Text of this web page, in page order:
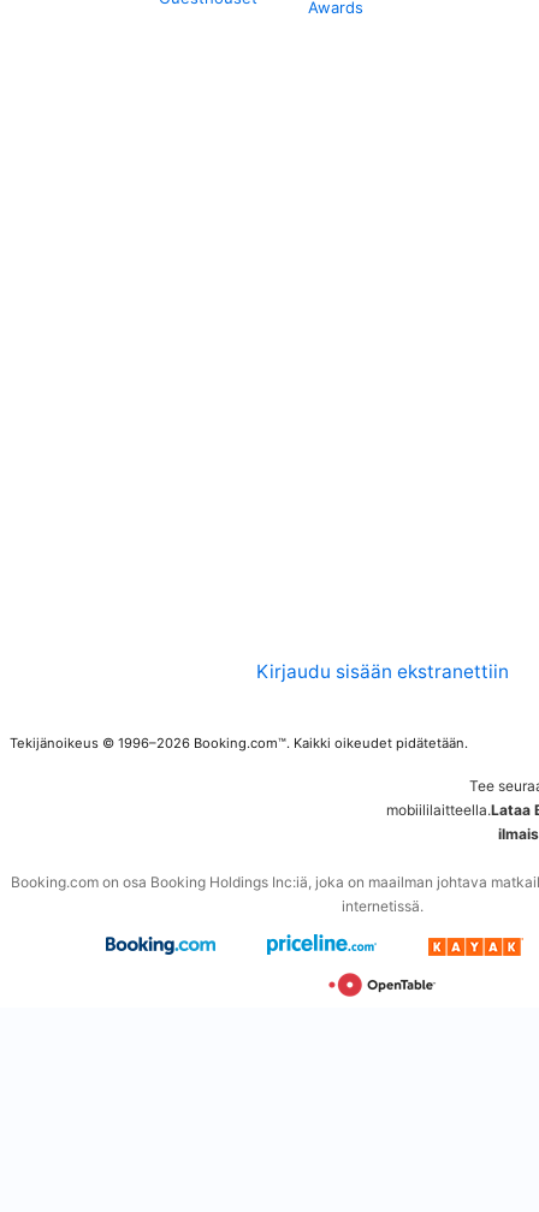
Awards
Kirjaudu sisään ekstranettiin
Tekijänoikeus © 1996–2026 Booking.com™. Kaikki oikeudet pidätetään.
Tee
mobiililaitteella.Lataa
Booking.com on osa Booking Holdings Inc:iä, joka on maailman johtava
internetissä.